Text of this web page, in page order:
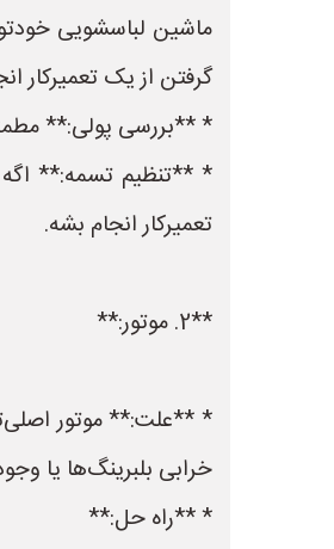
ماشین لباسشویی
گرفتن از یک تعمیرکار
* **بررسی پولی:**
* **تنظیم تسمه:** اگه
تعمیرکار انجام بشه.
**2. موتور:**
* **علت:** موتور
خرابی بلبرینگ‌ها یا
* **راه حل:**